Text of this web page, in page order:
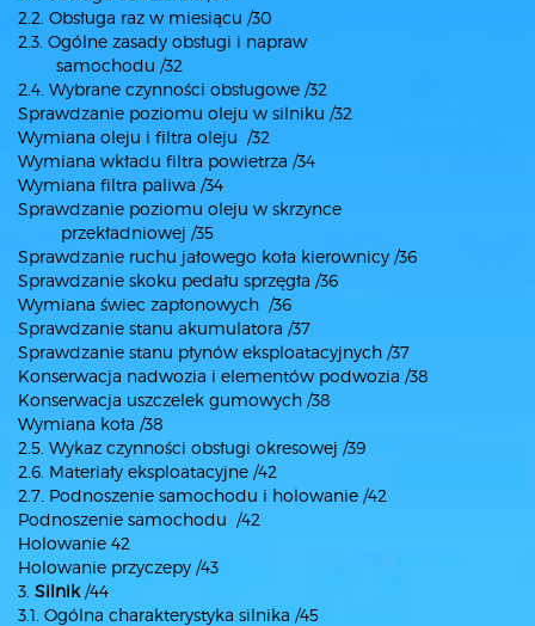
2.2. Obsługa raz w miesiącu /30
2.3. Ogólne zasady obsługi i napraw
samochodu /32
2.4. Wybrane czynności obsługowe /32
Sprawdzanie poziomu oleju w silniku /32
Wymiana oleju i filtra oleju /32
Wymiana wkładu filtra powietrza /34
Wymiana filtra paliwa /34
Sprawdzanie poziomu oleju w skrzynce
przekładniowej /35
Sprawdzanie ruchu jałowego koła kierownicy /36
Sprawdzanie skoku pedału sprzęgła /36
Wymiana świec zapłonowych /36
Sprawdzanie stanu akumulatora /37
Sprawdzanie stanu płynów eksploatacyjnych /37
Konserwacja nadwozia i elementów podwozia /38
Konserwacja uszczelek gumowych /38
Wymiana koła /38
2.5. Wykaz czynności obsługi okresowej /39
2.6. Materiały eksploatacyjne /42
2.7. Podnoszenie samochodu i holowanie /42
Podnoszenie samochodu /42
Holowanie 42
Holowanie przyczepy /43
3. Silnik/44
3.1. Ogólna charakterystyka silnika /45